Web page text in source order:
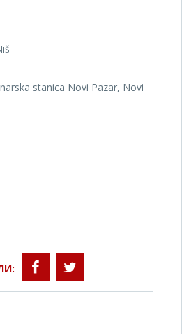
stanica Novi Pazar, Novi